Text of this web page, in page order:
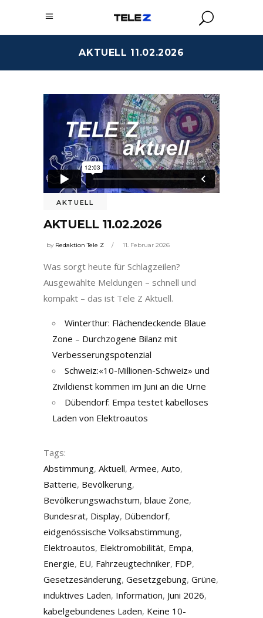
AKTUELL 11.02.2026
AKTUELL
AKTUELL 11.02.2026
by Redaktion Tele Z 11. Februar 2026
Was sorgt heute für Schlagzeilen?
Ausgewählte Meldungen – schnell und
kompakt – das ist Tele Z Aktuell.
Winterthur: Flächendeckende Blaue
Zone – Durchzogene Bilanz mit
Verbesserungspotenzial
Schweiz:«10-Millionen-Schweiz» und
Zivildienst kommen im Juni an die Urne
Dübendorf: Empa testet kabelloses
Laden von Elektroautos
Tags:
Abstimmung, Aktuell, Armee, Auto,
Batterie, Bevölkerung,
Bevölkerungswachstum, blaue Zone,
Bundesrat, Display, Dübendorf,
eidgenössische Volksabstimmung,
Elektroautos, Elektromobilität, Empa,
Energie, EU, Fahrzeugtechniker, FDP,
Gesetzesänderung, Gesetzgebung, Grüne,
induktives Laden, Information, Juni 2026,
kabelgebundenes Laden, Keine 10-